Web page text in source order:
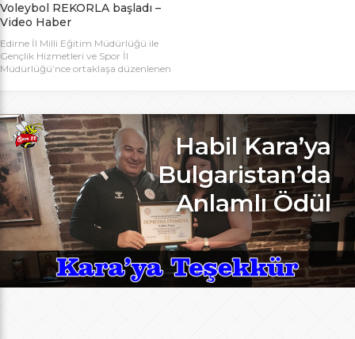
Voleybol REKORLA başladı –
Video Haber
Edirne İl Milli Eğitim Müdürlüğü ile
Gençlik Hizmetleri ve Spor İl
Müdürlüğü’nce ortaklaşa düzenlenen
rekoru kırıldı. REKOR KATILIMA
REKORLU AÇILIŞ Edirne Okullar
Arası Genç Kızlar A Kategorisi
Voleybol İl Şampiyonluğu maçlarına
bu yıl 8 grupta toplam […]
Habil Kara’ya
Bulgaristan’da
Anlamlı Ödül